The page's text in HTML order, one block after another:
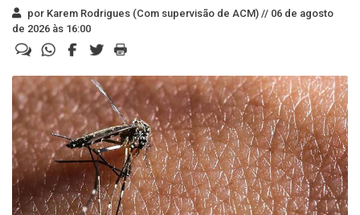
por Karem Rodrigues (Com supervisão de ACM) // 06 de agosto
de 2026 às 16:00